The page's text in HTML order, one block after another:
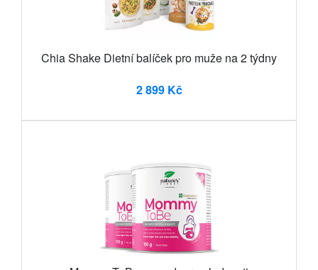
Chia Shake Dietní balíček pro muže na 2 týdny
2 899 Kč